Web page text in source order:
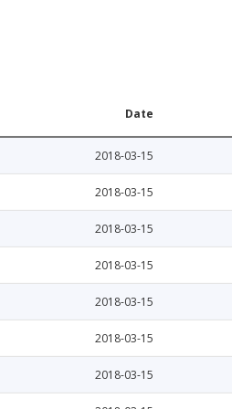
Date
2018-03-15
2018-03-15
2018-03-15
2018-03-15
2018-03-15
2018-03-15
2018-03-15